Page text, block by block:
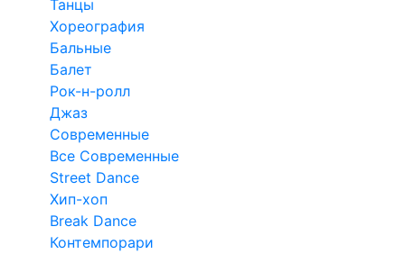
Танцы
Хореография
Бальные
Балет
Рок-н-ролл
Джаз
Современные
Все Современные
Street Dance
Хип-хоп
Break Dance
Контемпорари